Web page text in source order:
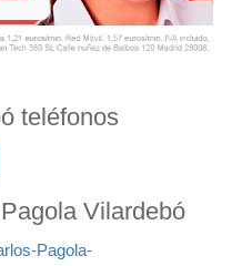
teléfonos
Vilardebó
Pagola-